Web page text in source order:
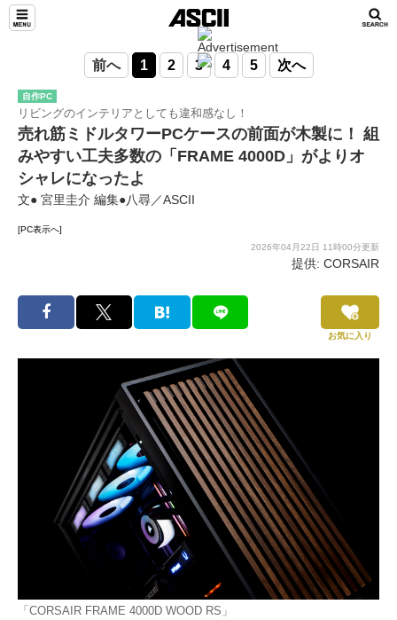
前へ 1 2 3 4 5 次へ
自作PC
リビングのインテリアとしても違和感なし！
売れ筋ミドルタワーPCケースの前面が木製に！ 組
みやすい工夫多数の「FRAME 4000D」がよりオ
シャレになったよ
文● 宮里圭介 編集●八尋／ASCII
[PC表示へ]
2026年04月22日 11時00分更新
提供: CORSAIR
お気に入り
「CORSAIR FRAME 4000D WOOD RS」